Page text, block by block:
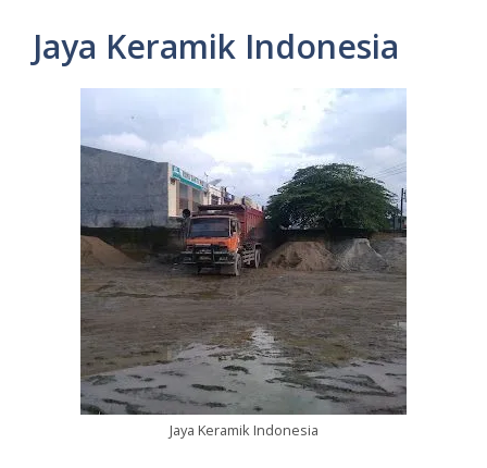
Jaya Keramik Indonesia
Jaya Keramik Indonesia